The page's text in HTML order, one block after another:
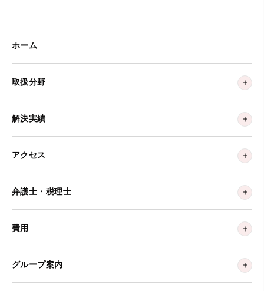
ホーム
取扱分野
解決実績
アクセス
弁護士・税理士
費用
グループ案内